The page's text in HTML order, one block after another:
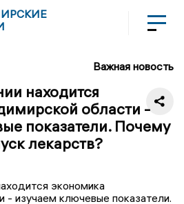
Важная новость
находится
области -
показатели. Почему
лекарств?